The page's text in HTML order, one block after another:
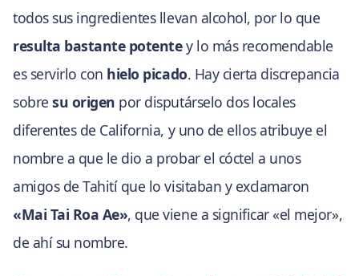
todos sus ingredientes llevan alcohol, por lo que
resulta bastante potentey lo más recomendable
es servirlo con hielo picado. Hay cierta discrepancia
sobresu origen por disputárselo dos locales
diferentes de California, y uno de ellos atribuye el
nombre a que le dio a probar el cóctel a unos
amigos de Tahití que lo visitaban y exclamaron
«Mai Tai Roa Ae», que viene a significar «el mejor»,
de ahí su nombre.